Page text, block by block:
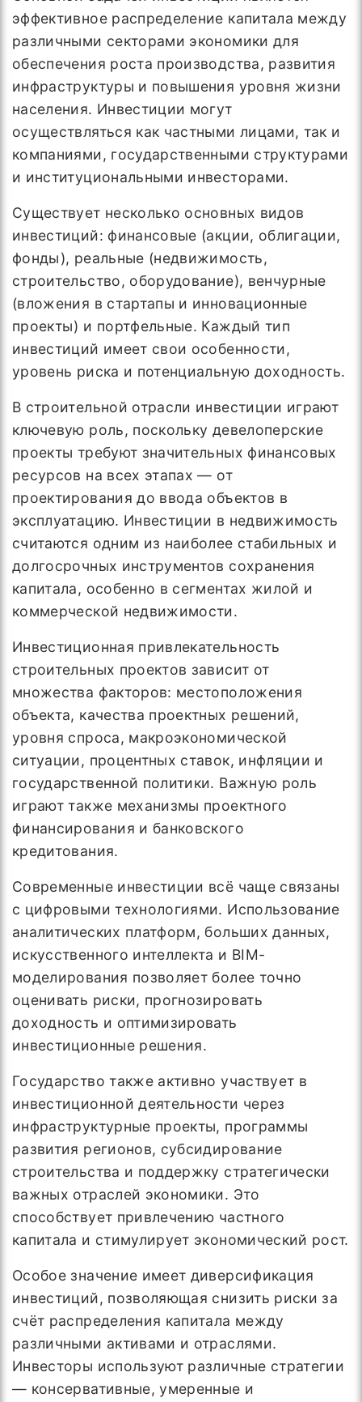
эффективное распределение капитала между
различными секторами экономики для
обеспечения роста производства, развития
инфраструктуры и повышения уровня жизни
населения. Инвестиции могут
осуществляться как частными лицами, так и
компаниями, государственными структурами
и институциональными инвесторами.
Существует несколько основных видов
инвестиций: финансовые (акции, облигации,
фонды), реальные (недвижимость,
строительство, оборудование), венчурные
(вложения в стартапы и инновационные
проекты) и портфельные. Каждый тип
инвестиций имеет свои особенности,
уровень риска и потенциальную доходность.
В строительной отрасли инвестиции играют
ключевую роль, поскольку девелоперские
проекты требуют значительных финансовых
ресурсов на всех этапах — от
проектирования до ввода объектов в
эксплуатацию. Инвестиции в недвижимость
считаются одним из наиболее стабильных и
долгосрочных инструментов сохранения
капитала, особенно в сегментах жилой и
коммерческой недвижимости.
Инвестиционная привлекательность
строительных проектов зависит от
множества факторов: местоположения
объекта, качества проектных решений,
уровня спроса, макроэкономической
ситуации, процентных ставок, инфляции и
государственной политики. Важную роль
играют также механизмы проектного
финансирования и банковского
кредитования.
Современные инвестиции всё чаще связаны
с цифровыми технологиями. Использование
аналитических платформ, больших данных,
искусственного интеллекта и BIM-
моделирования позволяет более точно
оценивать риски, прогнозировать
доходность и оптимизировать
инвестиционные решения.
Государство также активно участвует в
инвестиционной деятельности через
инфраструктурные проекты, программы
развития регионов, субсидирование
строительства и поддержку стратегически
важных отраслей экономики. Это
способствует привлечению частного
капитала и стимулирует экономический рост.
Особое значение имеет диверсификация
инвестиций, позволяющая снизить риски за
счёт распределения капитала между
различными активами и отраслями.
Инвесторы используют различные стратегии
— консервативные, умеренные и